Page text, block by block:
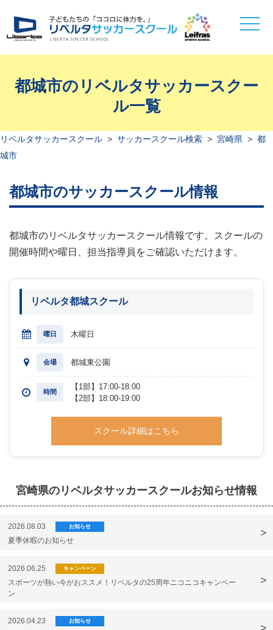
toggle
都城市のリベルタサッカースクー
ル一覧
リベルタサッカースクール > サッカースクール検索 > 宮崎県 > 都
城市
都城市のサッカースクール情報
都城市のリベルタサッカースクール情報です。スクールの
開催時間や曜日、担当指導員をご確認いただけます。
リベルタ都城スクール
曜日 木曜日
会場 都城東公園
時間
【1部】17:00-18:00
【2部】18:00-19:00
スクール詳細はこちら
宮崎県のリベルタサッカースクールお知らせ情報
2026.08.03 お知らせ
夏季休暇のお知らせ
2026.06.25 キャンペーン
スポーツが熱い今がおススメ！リベルタの25周年ニコニコキャンペー
ン
2026.04.23 お知らせ